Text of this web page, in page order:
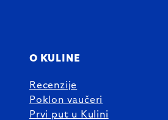
O KULINE
Recenzije
Poklon vaučeri
Prvi put u Kulini